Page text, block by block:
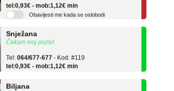
Obavijesti me kada se oslobodi
Čekam tvoj poziv!
Tel:064/677-677 - Kod: #119
tel:0,93€ - mob:1,12€ min
Čekam tvoj poziv!